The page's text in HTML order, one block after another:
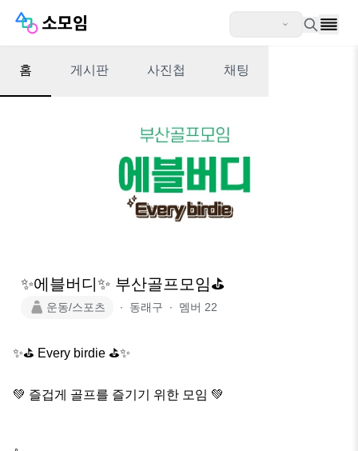
홈 게시판 사진첩 채팅
✨에블버디✨️ 부산골프모임⛳️
운동/스포츠 ∙ 동래구 ∙ 멤버 22
✨️⛳️ Every birdie ⛳️✨ ️
💚 즐겁게 골프를 즐기기 위한 모임 💚